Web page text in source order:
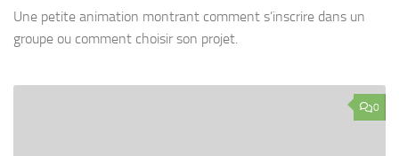
Une petite animation montrant comment s’inscrire dans un
groupe ou comment choisir son projet.
0